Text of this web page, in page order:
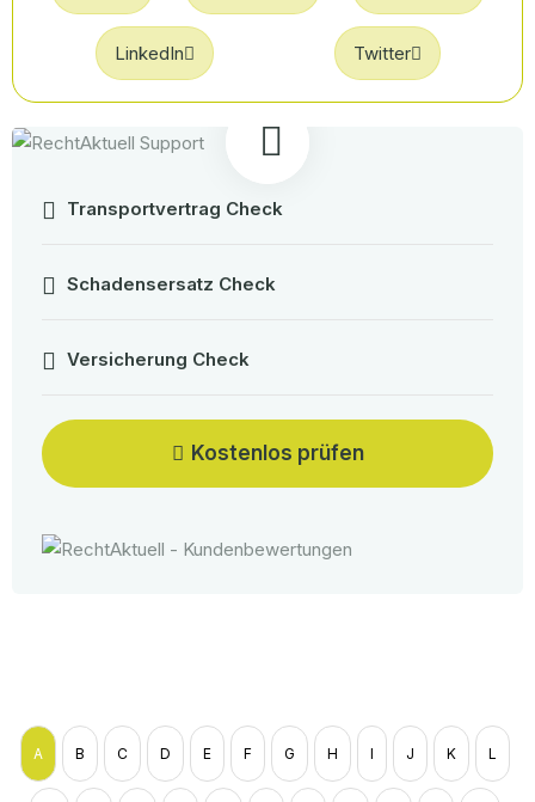
LinkedIn Twitter
Transportvertrag Check
Schadensersatz Check
Versicherung Check
Kostenlos prüfen
A B C D E F G H I J K L